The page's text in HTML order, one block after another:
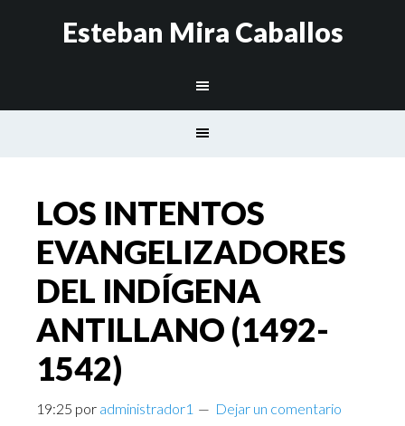
Esteban Mira Caballos
LOS INTENTOS
EVANGELIZADORES
DEL INDÍGENA
ANTILLANO (1492-
1542)
19:25 por administrador1 Dejar un comentario